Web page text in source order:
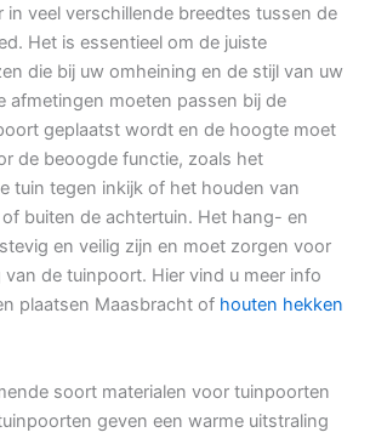
in veel verschillende breedtes tussen de
Het is essentieel om de juiste
die bij uw omheining en de stijl van uw
afmetingen moeten passen bij de
geplaatst wordt en de hoogte moet
de beoogde functie, zoals het
tuin tegen inkijk of het houden van
buiten de achtertuin. Het hang- en
en veilig zijn en moet zorgen voor
de tuinpoort. Hier vind u meer info
plaatsen Maasbracht of houten hekken
soort materialen voor tuinpoorten
geven een warme uitstraling